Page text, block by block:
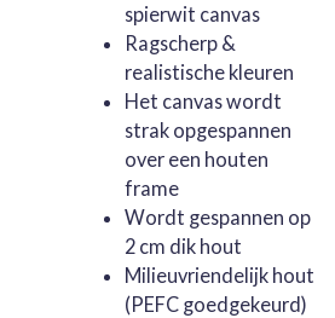
spierwit canvas
Ragscherp &
realistische kleuren
Het canvas wordt
strak opgespannen
over een houten
frame
Wordt gespannen op
2 cm dik hout
Milieuvriendelijk hout
(PEFC goedgekeurd)